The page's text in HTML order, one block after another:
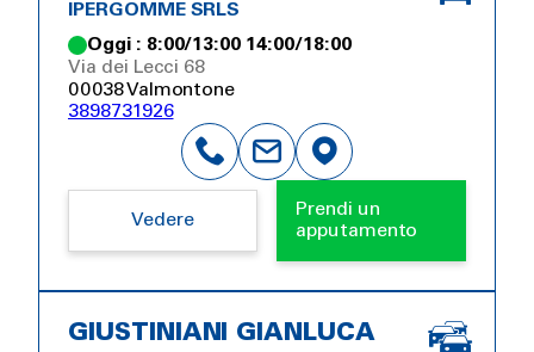
IPERGOMME SRLS
Oggi : 8:00/13:00 14:00/18:00
Via dei Lecci 68
00038 Valmontone
3898731926
Vedere
Prendi un
apputamento
GIUSTINIANI GIANLUCA